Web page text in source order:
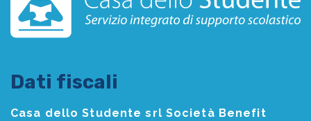
Dati fiscali
Casa dello Studente srl Società Benefit